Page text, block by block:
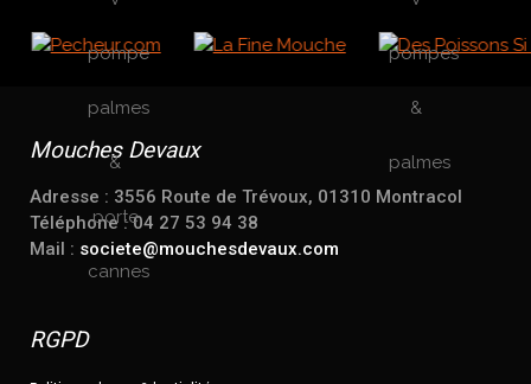
Mouches Devaux
Adresse : 3556 Route de Trévoux, 01310 Montracol
Téléphone : 04 27 53 94 38
Mail : societe@mouchesdevaux.com
RGPD